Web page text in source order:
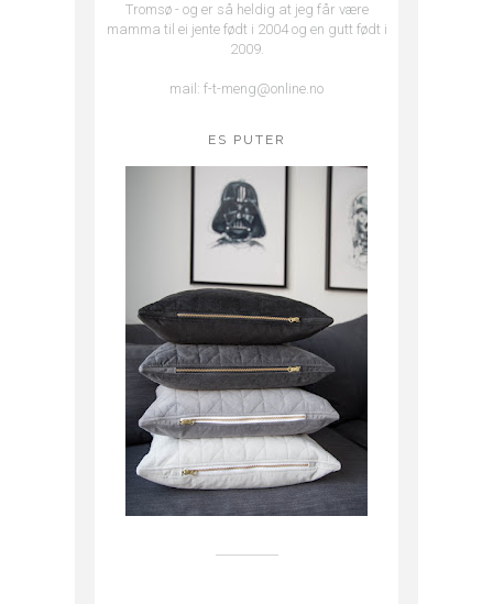
Tromsø - og er så heldig at jeg får være
mamma til ei jente født i 2004 og en gutt født i
2009.
mail: f-t-meng@online.no
ES PUTER